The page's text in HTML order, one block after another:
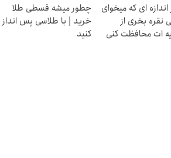
ای که میخوای
نقره بخری از
ات محافظت کنی
چطور میشه قسطی طلا
خرید | با طلاسی پس انداز
کنید